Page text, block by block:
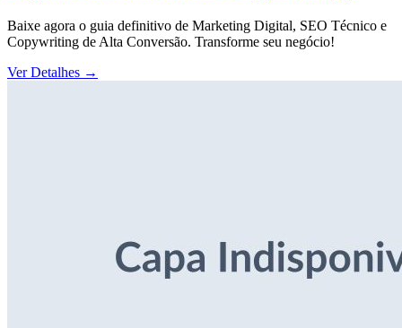
Baixe agora o guia definitivo de Marketing Digital, SEO Técnico e
Copywriting de Alta Conversão. Transforme seu negócio!
Ver Detalhes →